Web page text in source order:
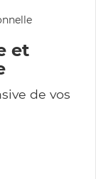
et
de vos